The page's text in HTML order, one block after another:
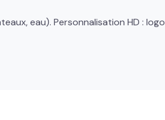
eau). Personnalisation HD : logo